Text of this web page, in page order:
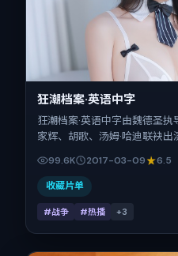
狂潮档案·英语中字
狂潮档案·英语中字由魏德圣
家辉、胡歌、汤姆·哈迪联袂出
将故事锚定在中国香港，借华
择与反转。2017年3月9日于
片长122分钟，适合喜欢强情
99.6K 2017-03-09 6.5
收藏片单
#战争 #热播 +3